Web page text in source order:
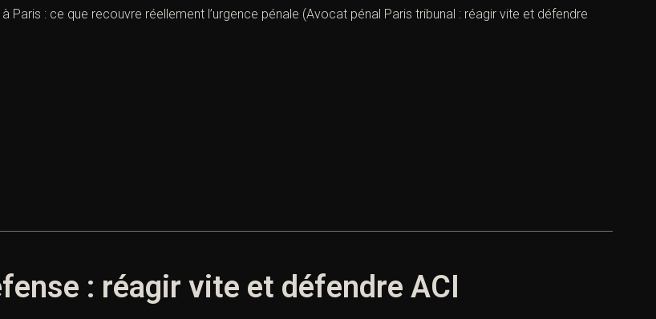
Paris : ce que recouvre réellement l’urgence pénale (Avocat pénal Paris tribunal : réagir vite et défendre
: réagir vite et défendre ACI